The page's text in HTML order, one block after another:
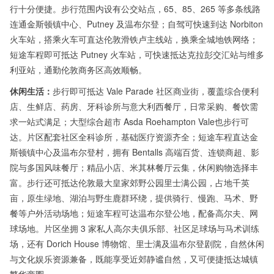
行十分便捷。步行范围内设有公交站点，65、85、265 等多条线路
连通金斯顿镇中心、Putney 及温布尔登；自驾可快速到达 Norbiton
火车站，搭乘火车可直达伦敦滑铁卢主线站，换乘全城地铁网络；
短途车程即可抵达 Putney 火车站，可快速抵达克拉彭交汇站与维多
利亚站，通勤伦敦商务区高效顺畅。
休闲生活： 步行即可抵达 Vale Parade 社区商业街，覆盖综合便利
店、生鲜店、药房、牙科诊所与意大利西餐厅，日常采购、餐饮需
求一站式满足；大型综合超市 Asda Roehampton Vale也步行可
达。片区配套社区全科诊所，基础医疗资源齐全；短途车程直达金
斯顿镇中心及温布尔登村，拥有 Bentalls 高端百货、连锁商超、影
院与多国风味餐厅；精品小店、米其林餐厅云集，休闲购物选择丰
富。步行还可抵达伦敦最大皇家郊野公园里士满公园，占地千英
亩，原生绿地、湖泊与野生鹿群环绕，提供骑行、慢跑、马术、野
餐等户外活动场地；短途车程可达温布尔登公地，配备高尔夫、网
球场地。片区坐拥 3 家私人高尔夫俱乐部、社区足球场与马术训练
场，还有 Dorich House 博物馆、里士满及温布尔登剧院，自然休闲
与文化娱乐资源兼备，既能享受近郊静谧自然，又可便捷抵达城镇